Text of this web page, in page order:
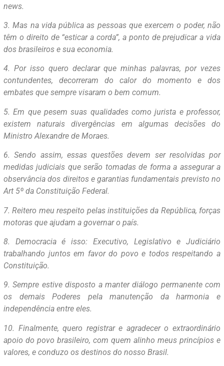
news.
3. Mas na vida pública as pessoas que exercem o poder, não
têm o direito de “esticar a corda”, a ponto de prejudicar a vida
dos brasileiros e sua economia.
4. Por isso quero declarar que minhas palavras, por vezes
contundentes, decorreram do calor do momento e dos
embates que sempre visaram o bem comum.
5. Em que pesem suas qualidades como jurista e professor,
existem naturais divergências em algumas decisões do
Ministro Alexandre de Moraes.
6. Sendo assim, essas questões devem ser resolvidas por
medidas judiciais que serão tomadas de forma a assegurar a
observância dos direitos e garantias fundamentais previsto no
Art 5º da Constituição Federal.
7. Reitero meu respeito pelas instituições da República, forças
motoras que ajudam a governar o país.
8. Democracia é isso: Executivo, Legislativo e Judiciário
trabalhando juntos em favor do povo e todos respeitando a
Constituição.
9. Sempre estive disposto a manter diálogo permanente com
os demais Poderes pela manutenção da harmonia e
independência entre eles.
10. Finalmente, quero registrar e agradecer o extraordinário
apoio do povo brasileiro, com quem alinho meus princípios e
valores, e conduzo os destinos do nosso Brasil.